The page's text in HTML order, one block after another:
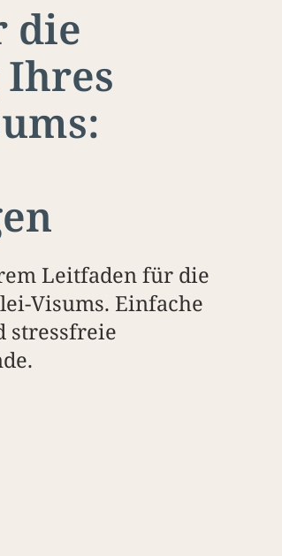
die
Leitfaden für die
Visums. Einfache
stressfreie